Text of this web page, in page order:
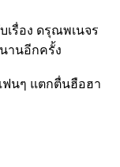
เรื่อง ดรุณพเนจร
านอีกครั้ง
นๆ แตกตื่นฮือฮา